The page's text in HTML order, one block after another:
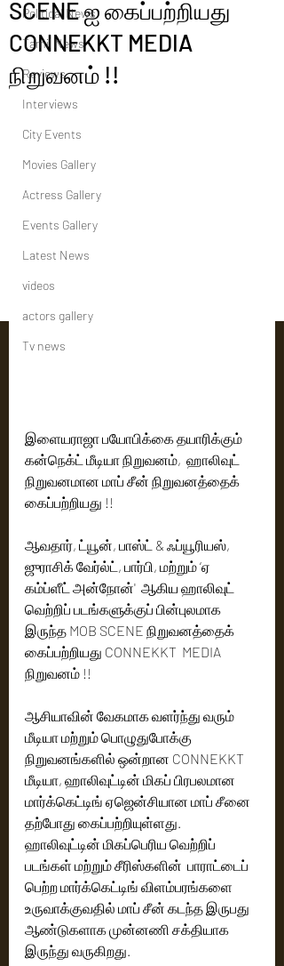
Political News
Tamil News
Reviews
Interviews
City Events
Movies Gallery
Actress Gallery
Events Gallery
Latest News
videos
actors gallery
Tv news
SCENE ஐ கைப்பற்றியது
CONNEKKT MEDIA
நிறுவனம் !!
இளையராஜா பயோபிக்கை தயாரிக்கும்
கன்நெக்ட் மீடியா நிறுவனம்,  ஹாலிவுட்
நிறுவனமான மாப் சீன் நிறுவனத்தைக்
கைப்பற்றியது !!
ஆவதார், ட்யூன், பாஸ்ட் & ஃப்யூரியஸ்,
ஜுராசிக் வேர்ல்ட், பார்பி, மற்றும் ‘ஏ
கம்ப்ளீட் அன்நோன்'  ஆகிய ஹாலிவுட்
வெற்றிப் படங்களுக்குப் பின்புலமாக
இருந்த MOB SCENE நிறுவனத்தைக்
கைப்பற்றியது CONNEKKT  MEDIA
நிறுவனம் !!
ஆசியாவின் வேகமாக வளர்ந்து வரும்
மீடியா மற்றும் பொழுதுபோக்கு
நிறுவனங்களில் ஒன்றான CONNEKKT
மீடியா, ஹாலிவுட்டின் மிகப் பிரபலமான
மார்க்கெட்டிங் ஏஜென்சியான மாப் சீனை
தற்போது கைப்பற்றியுள்ளது.
ஹாலிவுட்டின் மிகப்பெரிய வெற்றிப்
படங்கள் மற்றும் சீரிஸ்களின்  பாராட்டைப்
பெற்ற மார்க்கெட்டிங் விளம்பரங்களை
உருவாக்குவதில் மாப் சீன் கடந்த இருபது
ஆண்டுகளாக முன்னணி சக்தியாக
இருந்து வருகிறது.